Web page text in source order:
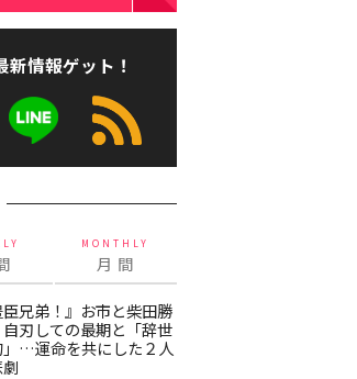
情報ゲット！
MONTHLY
月 間
臣兄弟！』お市と柴田勝
刃しての最期と「辞世
」…運命を共にした２人